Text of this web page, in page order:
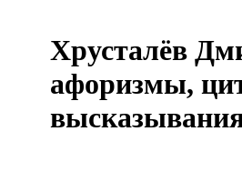
Хрусталёв
афоризмы,